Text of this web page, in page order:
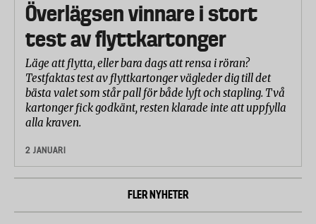
Överlägsen vinnare i stort
test av flyttkartonger
Läge att flytta, eller bara dags att rensa i röran?
Testfaktas test av flyttkartonger vägleder dig till det
bästa valet som står pall för både lyft och stapling. Två
kartonger fick godkänt, resten klarade inte att uppfylla
alla kraven.
2 JANUARI
FLER NYHETER